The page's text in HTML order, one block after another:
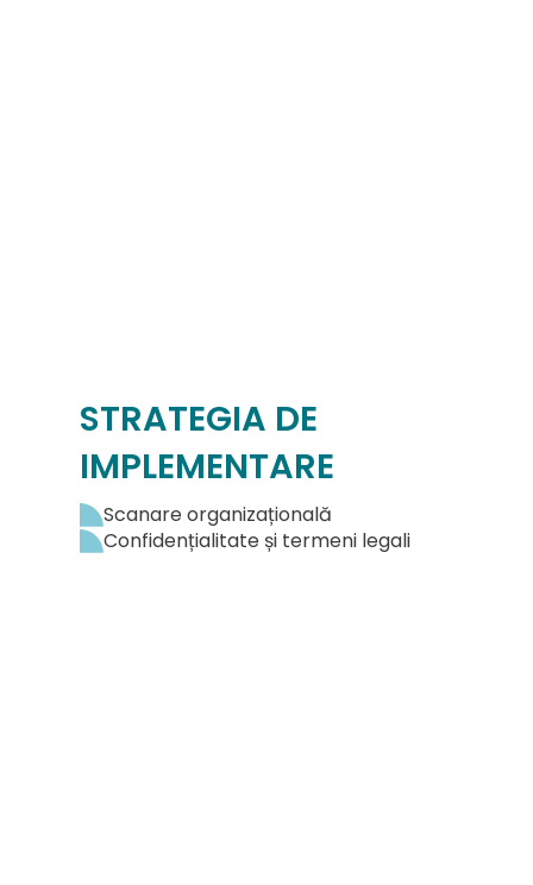
STRATEGIA DE
IMPLEMENTARE
Scanare organizațională
Confidențialitate și termeni legali